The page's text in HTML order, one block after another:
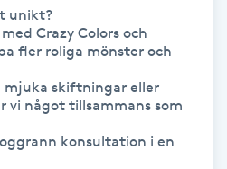
unikt?
Crazy Colors och
fler roliga mönster och
mjuka skiftningar eller
vi något tillsammans som
konsultation i en